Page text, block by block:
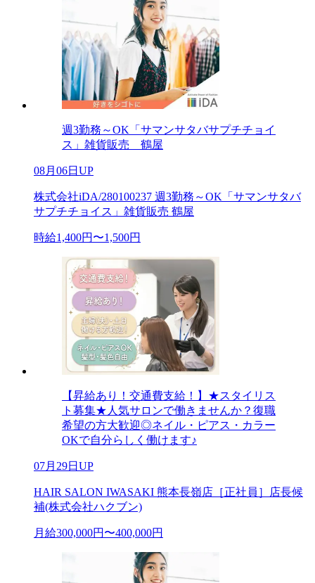
週3勤務～OK「サマンサタバサプチチョイ
ス」雑貨販売 鶴屋
08月06日UP
株式会社iDA/280100237 週3勤務～OK「サマンサタバ
サプチチョイス」雑貨販売 鶴屋
時給1,400円〜1,500円
【昇給あり！交通費支給！】★スタイリス
ト募集★人気サロンで働きませんか？復職
希望の方大歓迎◎ネイル・ピアス・カラー
OKで自分らしく働けます♪
07月29日UP
HAIR SALON IWASAKI 熊本長嶺店［正社員］店長候
補(株式会社ハクブン)
月給300,000円〜400,000円